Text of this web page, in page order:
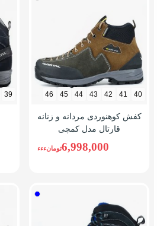
40
41
42
43
44
45
46
کفش کوهنوردی مردانه و زنانه
قارتال مدل کمچی
6,998,000تومانءءء
39
آبی